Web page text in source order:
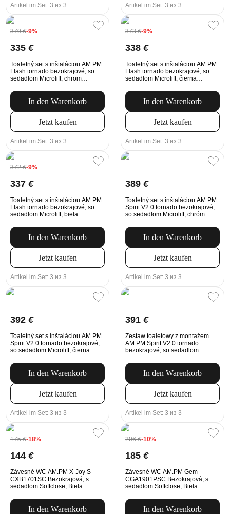
Artikel im Set: 3 из 3 Artikel im Set: 3 из 3
370€-9%
335 €
Toaletný set s inštaláciou AM.PM
Flash tornado bezokrajové, so
sedadlom Microlift, chrom
splachovanie
In den Warenkorb
Jetzt kaufen
Artikel im Set: 3 из 3
373€-9%
338 €
Toaletný set s inštaláciou AM.PM
Flash tornado bezokrajové, so
sedadlom Microlift, čierna
splachovanie
In den Warenkorb
Jetzt kaufen
Artikel im Set: 3 из 3
372€-9%
337 €
Toaletný set s inštaláciou AM.PM
Flash tornado bezokrajové, so
sedadlom Microlift, biela
splachovanie
In den Warenkorb
Jetzt kaufen
Artikel im Set: 3 из 3
389 €
Toaletný set s inštaláciou AM.PM
Spirit V2.0 tornado bezokrajové,
so sedadlom Microlift, chróm
splachovanie
In den Warenkorb
Jetzt kaufen
Artikel im Set: 3 из 3
392 €
Toaletný set s inštaláciou AM.PM
Spirit V2.0 tornado bezokrajové,
so sedadlom Microlift, čierna
splachovanie
In den Warenkorb
Jetzt kaufen
Artikel im Set: 3 из 3
391 €
Zestaw toaletowy z montażem
AM.PM Spirit V2.0 tornado
bezokrajové, so sedadlom
tlačidlo na splachovanie
In den Warenkorb
Jetzt kaufen
Artikel im Set: 3 из 3
175€-18%
144 €
Závesné WC AM.PM X-Joy S
CXB1701SC Bezokrajová, s
sedadlom Softclose, Biela
In den Warenkorb
206€-10%
185 €
Závesné WC AM.PM Gem
CGA1901PSC Bezokrajová, s
sedadlom Softclose, Biela
In den Warenkorb